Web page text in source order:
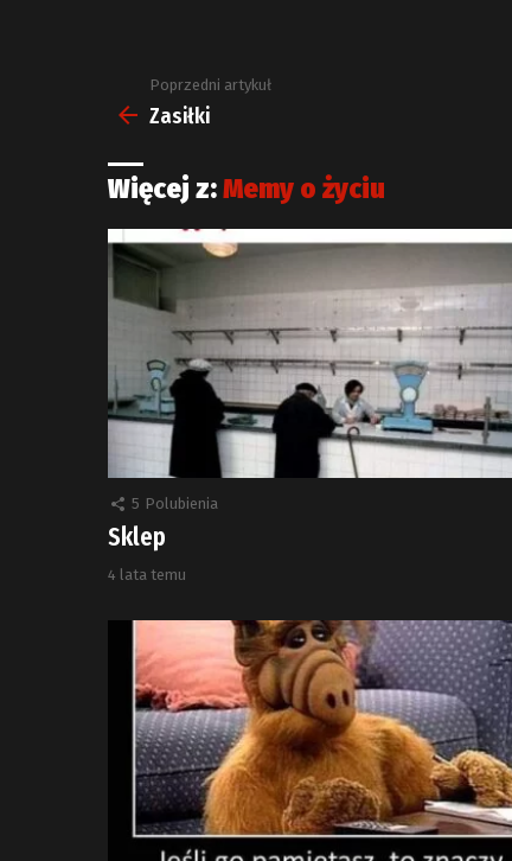
Zobacz
więcej
Poprzedni artykuł
Zasiłki
Więcej z:Memy o życiu
5 Polubienia
Sklep
4 lata temu